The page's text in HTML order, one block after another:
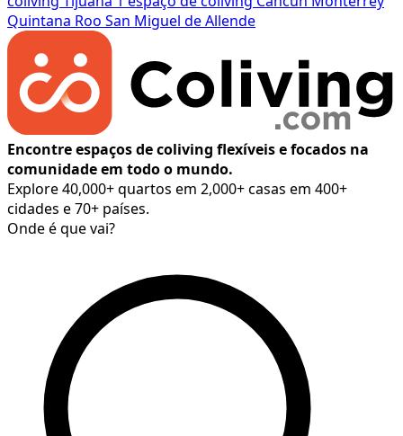
Quintana Roo San Miguel de Allende
Encontre espaços de coliving flexíveis e focados na
comunidade em todo o mundo.
Explore 40,000+ quartos em 2,000+ casas em 400+
cidades e 70+ países.
Onde é que vai?